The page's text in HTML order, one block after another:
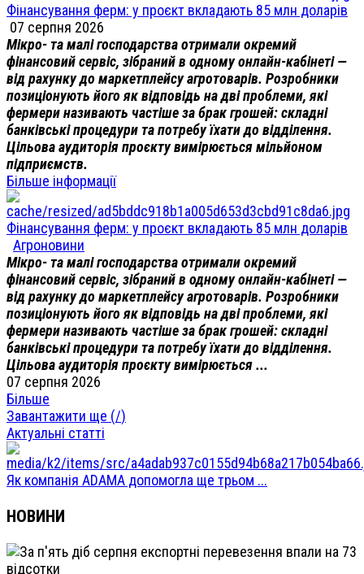
Фінансування ферм: у проєкт вкладають 85 млн доларів
07 серпня 2026
Мікро- та малі господарства отримали окремий
фінансовий сервіс, зібраний в одному онлайн-кабінеті —
від рахунку до маркетплейсу агротоварів. Розробники
позиціонують його як відповідь на дві проблеми, які
фермери називають частіше за брак грошей: складні
банківські процедури та потребу їхати до відділення.
Цільова аудиторія проєкту вимірюється мільйоном
підприємств.
Більше інформації
Фінансування ферм: у проєкт вкладають 85 млн доларів
Агроновини
Мікро- та малі господарства отримали окремий
фінансовий сервіс, зібраний в одному онлайн-кабінеті —
від рахунку до маркетплейсу агротоварів. Розробники
позиціонують його як відповідь на дві проблеми, які
фермери називають частіше за брак грошей: складні
банківські процедури та потребу їхати до відділення.
Цільова аудиторія проєкту вимірюється ...
07 серпня 2026
Більше
Завантажити ще (/)
Актуальні статті
Як компанія ADAMA допомогла ще трьом ...
НОВИНИ